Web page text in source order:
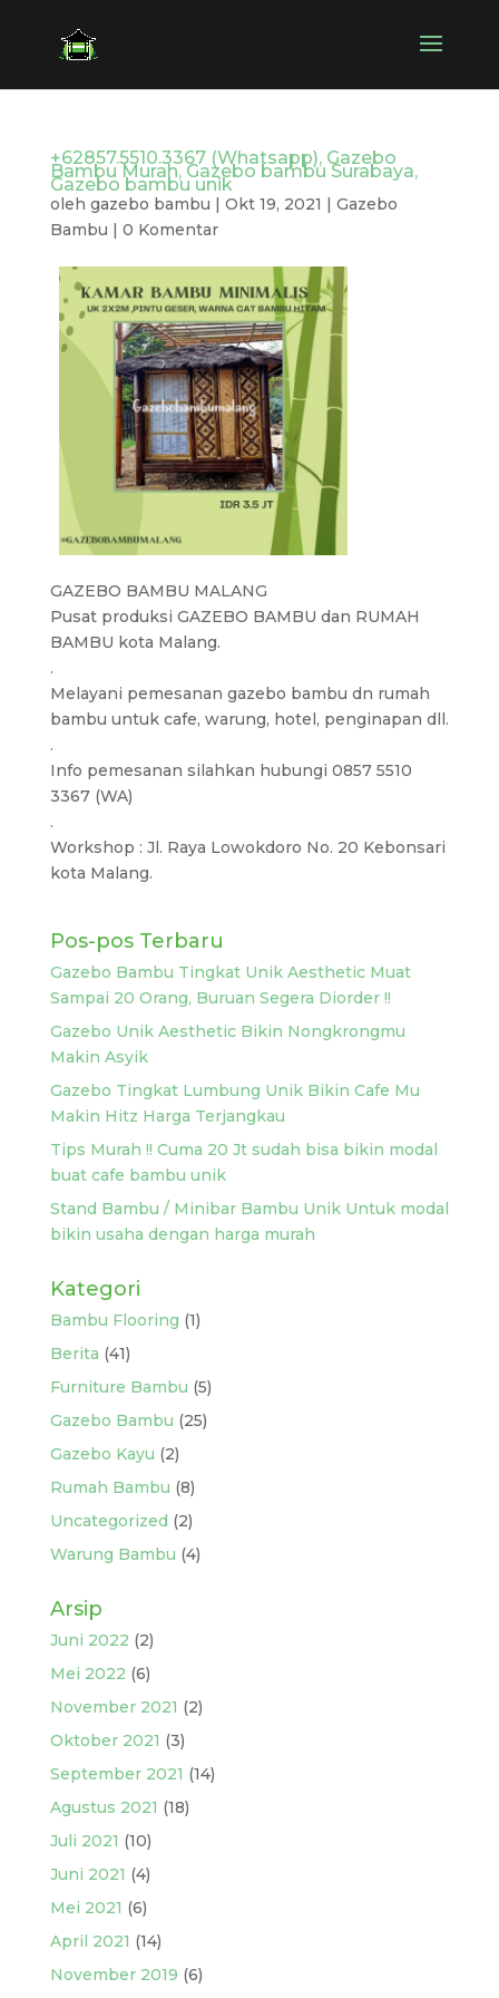
+62857.5510.3367 (Whatsapp), Gazebo
Bambu Murah, Gazebo bambu Surabaya,
Gazebo bambu unik
oleh gazebo bambu | Okt 19, 2021 | Gazebo
Bambu | 0 Komentar
GAZEBO BAMBU MALANG
Pusat produksi GAZEBO BAMBU dan RUMAH
BAMBU kota Malang.
.
Melayani pemesanan gazebo bambu dn rumah
bambu untuk cafe, warung, hotel, penginapan dll.
.
Info pemesanan silahkan hubungi 0857 5510
3367 (WA)
.
Workshop : Jl. Raya Lowokdoro No. 20 Kebonsari
kota Malang.
Pos-pos Terbaru
Gazebo Bambu Tingkat Unik Aesthetic Muat
Sampai 20 Orang, Buruan Segera Diorder !!
Gazebo Unik Aesthetic Bikin Nongkrongmu
Makin Asyik
Gazebo Tingkat Lumbung Unik Bikin Cafe Mu
Makin Hitz Harga Terjangkau
Tips Murah !! Cuma 20 Jt sudah bisa bikin modal
buat cafe bambu unik
Stand Bambu / Minibar Bambu Unik Untuk modal
bikin usaha dengan harga murah
Kategori
Bambu Flooring (1)
Berita (41)
Furniture Bambu (5)
Gazebo Bambu (25)
Gazebo Kayu (2)
Rumah Bambu (8)
Uncategorized (2)
Warung Bambu (4)
Arsip
Juni 2022 (2)
Mei 2022 (6)
November 2021 (2)
Oktober 2021 (3)
September 2021 (14)
Agustus 2021 (18)
Juli 2021 (10)
Juni 2021 (4)
Mei 2021 (6)
April 2021 (14)
November 2019 (6)